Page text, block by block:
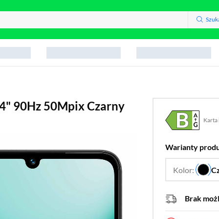
90Hz 50Mpix Czarny
Plik
Warianty
Kolor:
Brak